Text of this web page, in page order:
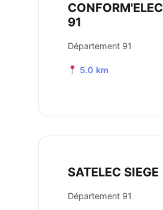
CONFORM'ELEC
91
Département 91
5.0 km
SATELEC SIEGE
Département 91